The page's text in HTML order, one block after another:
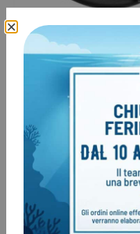
Computer console
Clienti come te,
anche: